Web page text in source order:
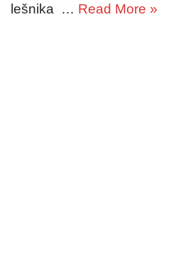
lešnika … Read More »